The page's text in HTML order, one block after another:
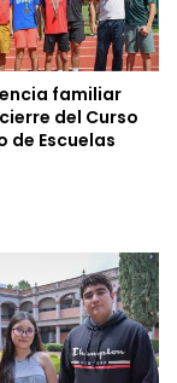
familiar
del Curso
de Escuelas